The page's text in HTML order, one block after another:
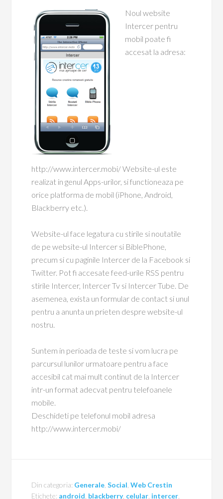
Noul website
Intercer pentru
mobil poate fi
accesat la adresa:
http://www.intercer.mobi/ Website-ul este
realizat in genul Apps-urilor, si functioneaza pe
orice platforma de mobil (iPhone, Android,
Blackberry etc.).
Website-ul face legatura cu stirile si noutatile
de pe website-ul Intercer si BiblePhone,
precum si cu paginile Intercer de la Facebook si
Twitter. Pot fi accesate feed-urile RSS pentru
stirile Intercer, Intercer Tv si Intercer Tube. De
asemenea, exista un formular de contact si unul
pentru a anunta un prieten despre website-ul
nostru.
Suntem in perioada de teste si vom lucra pe
parcursul lunilor urmatoare pentru a face
accesibil cat mai mult continut de la Intercer
intr-un format adecvat pentru telefoanele
mobile.
Deschideti pe telefonul mobil adresa
http://www.intercer.mobi/
Din categoria: Generale ,Social ,Web Crestin
Etichete: android blackberry, celular intercer